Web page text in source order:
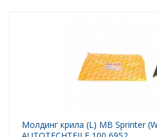
Молдинг крила (L) MB Sprinter